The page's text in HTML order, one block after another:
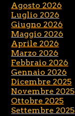
Agosto 2026
Luglio 2026
Giugno 2026
Maggio 2026
Aprile 2026
Marzo 2026
Febbraio 2026
Gennaio 2026
Dicembre 2025
Novembre 2025
Ottobre 2025
Settembre 2025